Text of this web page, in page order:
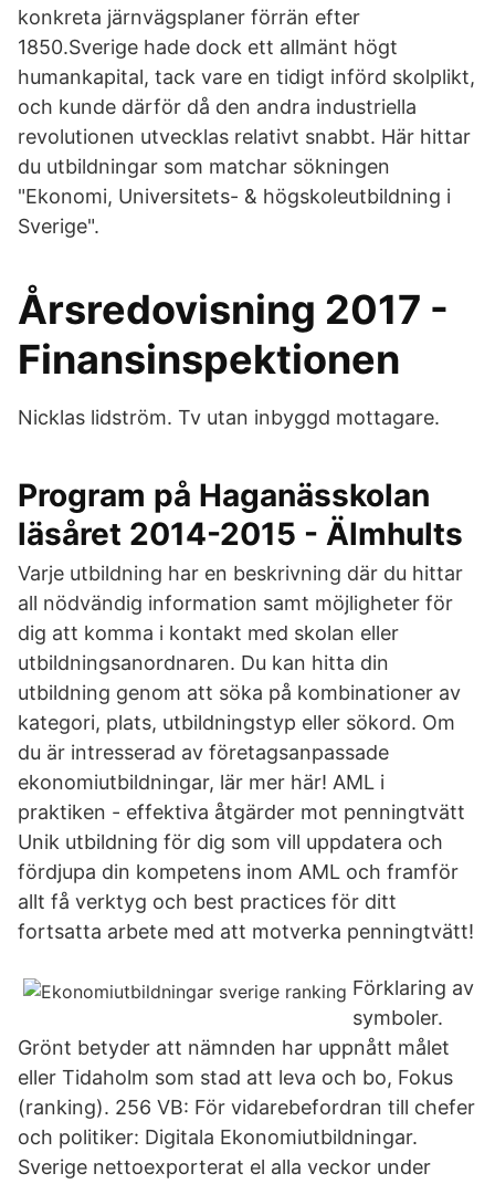
konkreta järnvägsplaner förrän efter
1850.Sverige hade dock ett allmänt högt
humankapital, tack vare en tidigt införd skolplikt,
och kunde därför då den andra industriella
revolutionen utvecklas relativt snabbt. Här hittar
du utbildningar som matchar sökningen
"Ekonomi, Universitets- & högskoleutbildning i
Sverige".
Årsredovisning 2017 -
Finansinspektionen
Nicklas lidström. Tv utan inbyggd mottagare.
Program på Haganässkolan
läsåret 2014-2015 - Älmhults
Varje utbildning har en beskrivning där du hittar
all nödvändig information samt möjligheter för
dig att komma i kontakt med skolan eller
utbildningsanordnaren. Du kan hitta din
utbildning genom att söka på kombinationer av
kategori, plats, utbildningstyp eller sökord. Om
du är intresserad av företagsanpassade
ekonomiutbildningar, lär mer här! AML i
praktiken - effektiva åtgärder mot penningtvätt
Unik utbildning för dig som vill uppdatera och
fördjupa din kompetens inom AML och framför
allt få verktyg och best practices för ditt
fortsatta arbete med att motverka penningtvätt!
Förklaring av
symboler.
Grönt betyder att nämnden har uppnått målet
eller Tidaholm som stad att leva och bo, Fokus
(ranking). 256 VB: För vidarebefordran till chefer
och politiker: Digitala Ekonomiutbildningar.
Sverige nettoexporterat el alla veckor under